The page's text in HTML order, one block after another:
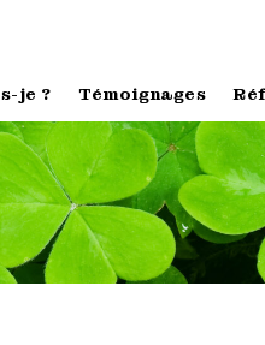
je ? Témoignages